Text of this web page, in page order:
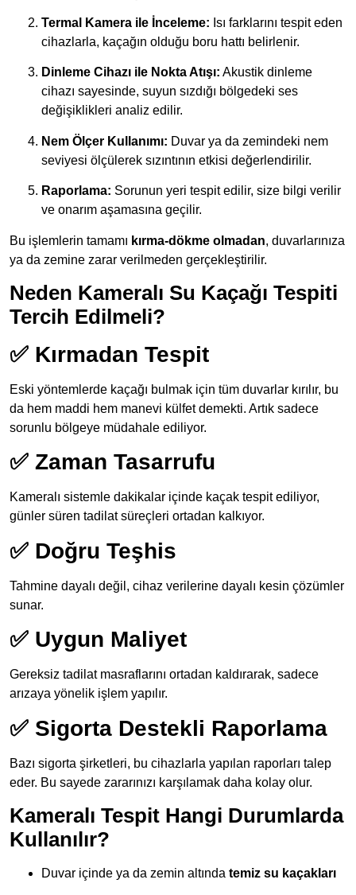
Termal Kamera ile İnceleme: Isı farklarını tespit eden
cihazlarla, kaçağın olduğu boru hattı belirlenir.
Dinleme Cihazı ile Nokta Atışı: Akustik dinleme
cihazı sayesinde, suyun sızdığı bölgedeki ses
değişiklikleri analiz edilir.
Nem Ölçer Kullanımı: Duvar ya da zemindeki nem
seviyesi ölçülerek sızıntının etkisi değerlendirilir.
Raporlama: Sorunun yeri tespit edilir, size bilgi verilir
ve onarım aşamasına geçilir.
Bu işlemlerin tamamı kırma-dökme olmadan, duvarlarınıza
ya da zemine zarar verilmeden gerçekleştirilir.
Neden Kameralı Su Kaçağı Tespiti
Tercih Edilmeli?
✅ Kırmadan Tespit
Eski yöntemlerde kaçağı bulmak için tüm duvarlar kırılır, bu
da hem maddi hem manevi külfet demekti. Artık sadece
sorunlu bölgeye müdahale ediliyor.
✅ Zaman Tasarrufu
Kameralı sistemle dakikalar içinde kaçak tespit ediliyor,
günler süren tadilat süreçleri ortadan kalkıyor.
✅ Doğru Teşhis
Tahmine dayalı değil, cihaz verilerine dayalı kesin çözümler
sunar.
✅ Uygun Maliyet
Gereksiz tadilat masraflarını ortadan kaldırarak, sadece
arızaya yönelik işlem yapılır.
✅ Sigorta Destekli Raporlama
Bazı sigorta şirketleri, bu cihazlarla yapılan raporları talep
eder. Bu sayede zararınızı karşılamak daha kolay olur.
Kameralı Tespit Hangi Durumlarda
Kullanılır?
Duvar içinde ya da zemin altında temiz su kaçakları